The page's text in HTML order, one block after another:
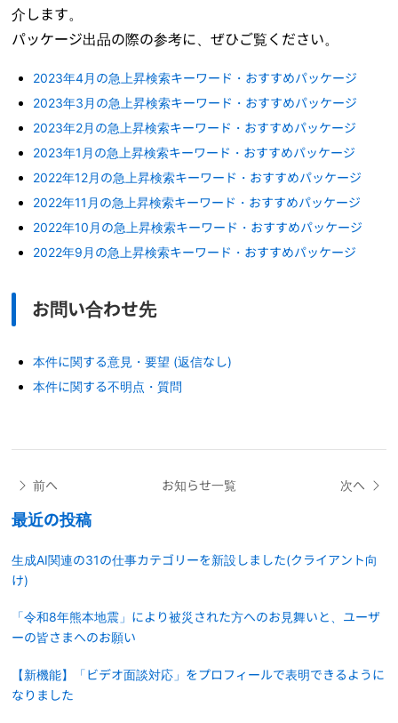
介します。
パッケージ出品の際の参考に、ぜひご覧ください。
2023年4月の急上昇検索キーワード・おすすめパッケージ
2023年3月の急上昇検索キーワード・おすすめパッケージ
2023年2月の急上昇検索キーワード・おすすめパッケージ
2023年1月の急上昇検索キーワード・おすすめパッケージ
2022年12月の急上昇検索キーワード・おすすめパッケージ
2022年11月の急上昇検索キーワード・おすすめパッケージ
2022年10月の急上昇検索キーワード・おすすめパッケージ
2022年9月の急上昇検索キーワード・おすすめパッケージ
お問い合わせ先
本件に関する意見・要望 (返信なし)
本件に関する不明点・質問
前へ お知らせ一覧 次へ
最近の投稿
生成AI関連の31の仕事カテゴリーを新設しました(クライアント向
け)
「令和8年熊本地震」により被災された方へのお見舞いと、ユーザ
ーの皆さまへのお願い
【新機能】「ビデオ面談対応」をプロフィールで表明できるように
なりました